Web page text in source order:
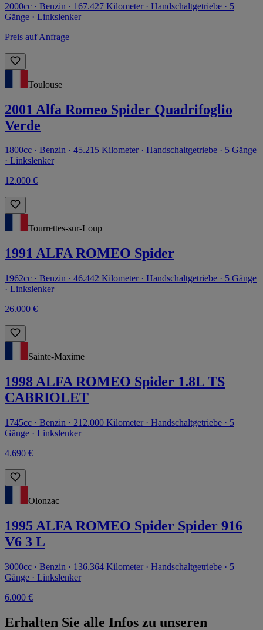
2000cc · Benzin · 167.427 Kilometer · Handschaltgetriebe · 5
Gänge · Linkslenker
Preis auf Anfrage
Toulouse
2001 Alfa Romeo Spider Quadrifoglio
Verde
1800cc · Benzin · 45.215 Kilometer · Handschaltgetriebe · 5 Gänge
· Linkslenker
12.000 €
Tourrettes-sur-Loup
1991 ALFA ROMEO Spider
1962cc · Benzin · 46.442 Kilometer · Handschaltgetriebe · 5 Gänge
· Linkslenker
26.000 €
Sainte-Maxime
1998 ALFA ROMEO Spider 1.8L TS
CABRIOLET
1745cc · Benzin · 212.000 Kilometer · Handschaltgetriebe · 5
Gänge · Linkslenker
4.690 €
Olonzac
1995 ALFA ROMEO Spider Spider 916
V6 3 L
3000cc · Benzin · 136.364 Kilometer · Handschaltgetriebe · 5
Gänge · Linkslenker
6.000 €
Erhalten Sie alle Infos zu unseren